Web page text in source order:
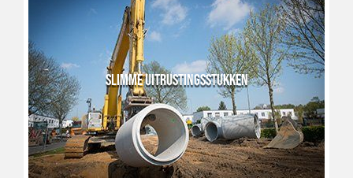
SLIMME UITRUSTINGSSTUKKEN